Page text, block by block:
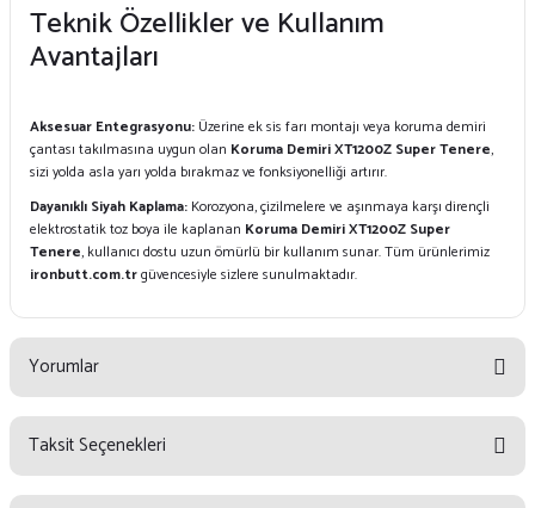
Teknik Özellikler ve Kullanım
Avantajları
Aksesuar Entegrasyonu: Üzerine ek sis farı montajı veya koruma demiri
çantası takılmasına uygun olan Koruma Demiri XT1200Z Super Tenere,
sizi yolda asla yarı yolda bırakmaz ve fonksiyonelliği artırır.
Dayanıklı Siyah Kaplama: Korozyona, çizilmelere ve aşınmaya karşı dirençli
elektrostatik toz boya ile kaplanan Koruma Demiri XT1200Z Super
Tenere, kullanıcı dostu uzun ömürlü bir kullanım sunar. Tüm ürünlerimiz
ironbutt.com.trgüvencesiyle sizlere sunulmaktadır.
Yorumlar
Taksit Seçenekleri